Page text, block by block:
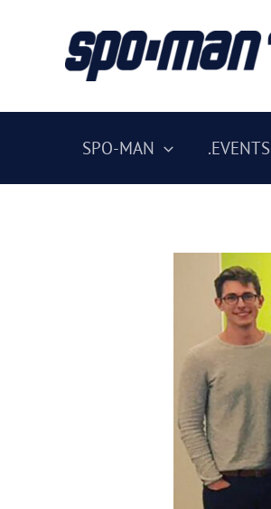
SPO-MAN .EVENTS